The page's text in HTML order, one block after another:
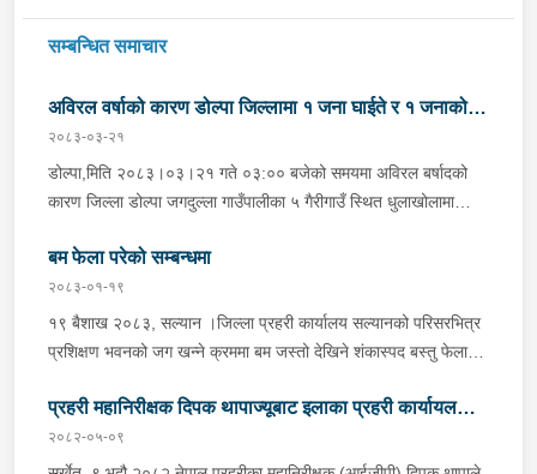
सम्बन्धित समाचार
अविरल वर्षाको कारण डोल्पा जिल्लामा १ जना घाईते र १ जनाको
मृत्यु
२०८३-०३-२१
डोल्पा,मिति २०८३।०३।२१ गते ०३:०० बजेको समयमा अविरल बर्षादको
कारण जिल्ला डोल्पा जगदुल्ला गाउँपालीका ५ गैरीगाउँ स्थित धुलाखोलामा
माझगाउ डोल्पाबाट प्र.स.नि. रघुनाथ पाण्डेको कमाण्डमा ५ जनाको टोली
खटिगई स्थानिय र प्रहरीको सहयोगमा उक्त स्थान बस्ने लाक्षिमाने बि.क.को
छोरी बर्ष अन्दाजी ५५/५६ कि आनन्दा बि.क. (अविवाहित, बोल्न नसक्ने)
सुतिरहेको अबस्थामा पुरिएको र निज आनन्दी बि.क.लाई उद्धार गरी उपचारको
जि.प्र.का. डोल्पाबाट प्र.नि. पदम रावलको कमाण्डमा SOCO सहित ५
जनाको टोली, इ.प्र.का. काईगाउ डोल्पाबाट प्र.ना.नि. मन ब. थापाको
कमाण्डमा ७ जना र अ.प्र.पो. हुरिकोट डोल्पाबाट प्र.ब.ह. नवराज खड्काको
बम फेला परेको सम्बन्धमा
२०८३-०१-१९
१९ बैशाख २०८३, सल्यान ।जिल्ला प्रहरी कार्यालय सल्यानको परिसरभित्र
प्रशिक्षण भवनको जग खन्ने क्रममा बम जस्तो देखिने शंकास्पद बस्तु फेला
माईन डिटेक्टर मेशिनबाट उक्त स्थान तथा वरपर चेकजाँच गर्दा सकेट बम
थान-८२, सुतली बम थान-३, बोतल बम थान-१, Explosive- ५०० ग्राम,
Radio IEDs थान- ७, फायरिङ केवल १० मिटर र बम बनाउन प्रयोग गरिने
प्रहरी महानिरीक्षक दिपक थापाज्यूबाट इलाका प्रहरी कार्यायल
छिन्चु, सुर्खेतको परिसरमा नवनिर्मित महिला बालबालिका तथा ज्येष्ठ
२०८२-०५-०९